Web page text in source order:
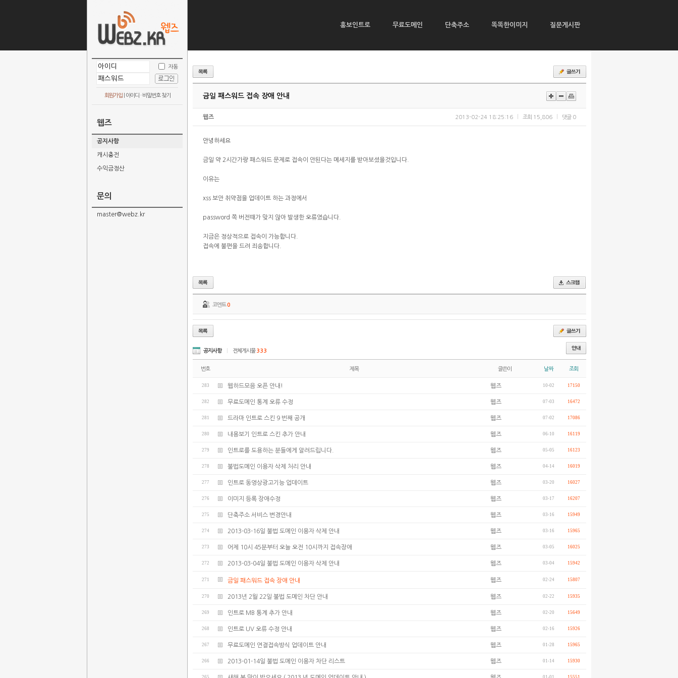
홍보인트로 무료도메인 단축주소 똑똑한이미지 질문게시판
자동
회원가입| 아이디 · 비밀번호 찾기
웹즈
공지사항
캐시충전
수익금정산
문의
master@webz.kr
금일 패스워드 접속 장애 안내
웹즈 2013-02-24 18:25:16 조회 15,806 댓글 0
안녕하세요
금일 약 2시간가량 패스워드 문제로 접속이 안된다는 메세지를 받아보셨을것입니다.
이유는
xss 보안 취약점을 업데이트 하는 과정에서
password 쪽 버전때가 맞지 않아 발생한 오류였습니다.
지금은 정상적으로 접속이 가능합니다.
접속에 불편을 드려 죄송합니다.
코멘트0
공지사항 전체게시물333
번호 제목 글쓴이 날짜 조회
283 웹하드모음 오픈 안내! 웹즈 10-02 17150
282 무료도메인 통계 오류 수정 웹즈 07-03 16472
281 드라마 인트로 스킨 9 번째 공개 웹즈 07-02 17086
280 내용보기 인트로 스킨 추가 안내 웹즈 06-10 16119
279 인트로를 도용하는 분들에게 알려드립니다. 웹즈 05-05 16123
278 불법도메인 이용자 삭제 처리 안내 웹즈 04-14 16019
277 인트로 동영상광고기능 업데이트 웹즈 03-20 16027
276 이미지 등록 장애수정 웹즈 03-17 16207
275 단축주소 서비스 변경안내 웹즈 03-16 15949
274 2013-03-16일 불법 도메인 이용자 삭제 안내 웹즈 03-16 15965
273 어제 10시 45분부터 오늘 오전 10시까지 접속장애 웹즈 03-05 16025
272 2013-03-04일 불법 도메인 이용자 삭제 안내 웹즈 03-04 15942
271 금일 패스워드 접속 장애 안내 웹즈 02-24 15807
270 2013년 2월 22일 불법 도메인 차단 안내 웹즈 02-22 15935
269 인트로 MB 통계 추가 안내 웹즈 02-20 15649
268 인트로 UV 오류 수정 안내 웹즈 02-16 15926
267 무료도메인 연결접속방식 업데이트 안내 웹즈 01-28 15965
266 2013-01-14일 불법 도메인 이용자 차단 리스트 웹즈 01-14 15930
265 01-01 15551